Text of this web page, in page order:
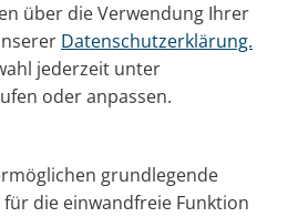
über die Verwendung Ihrer
Datenschutzerklärung.
jederzeit unter
oder anpassen.
grundlegende
die einwandfreie Funktion
Die PARI